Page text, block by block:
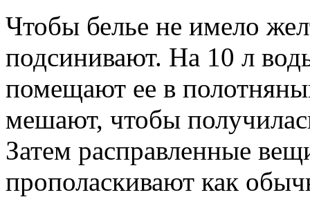
Чтобы белье не имело
подсинивают. На 10 л
помещают ее в
мешают, чтобы
Затем расправленные
прополаскивают как